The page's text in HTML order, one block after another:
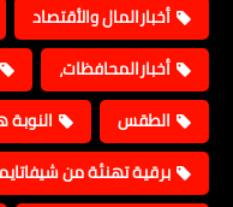
أخبارالمال والأقتصاد
أخبارالمحافظات،
الطقس
برقية تهنئة من